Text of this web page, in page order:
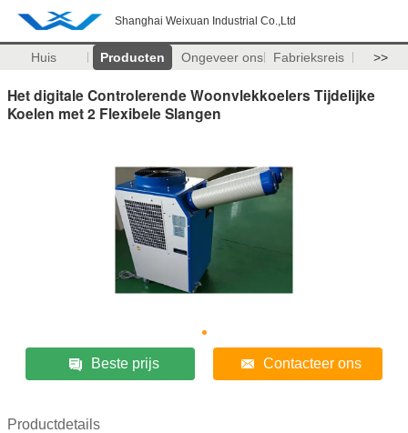
Shanghai Weixuan Industrial Co.,Ltd
Huis Producten Ongeveer ons Fabrieksreis >>
Het digitale Controlerende Woonvlekkoelers Tijdelijke
Koelen met 2 Flexibele Slangen
Beste prijs Contacteer ons
Productdetails